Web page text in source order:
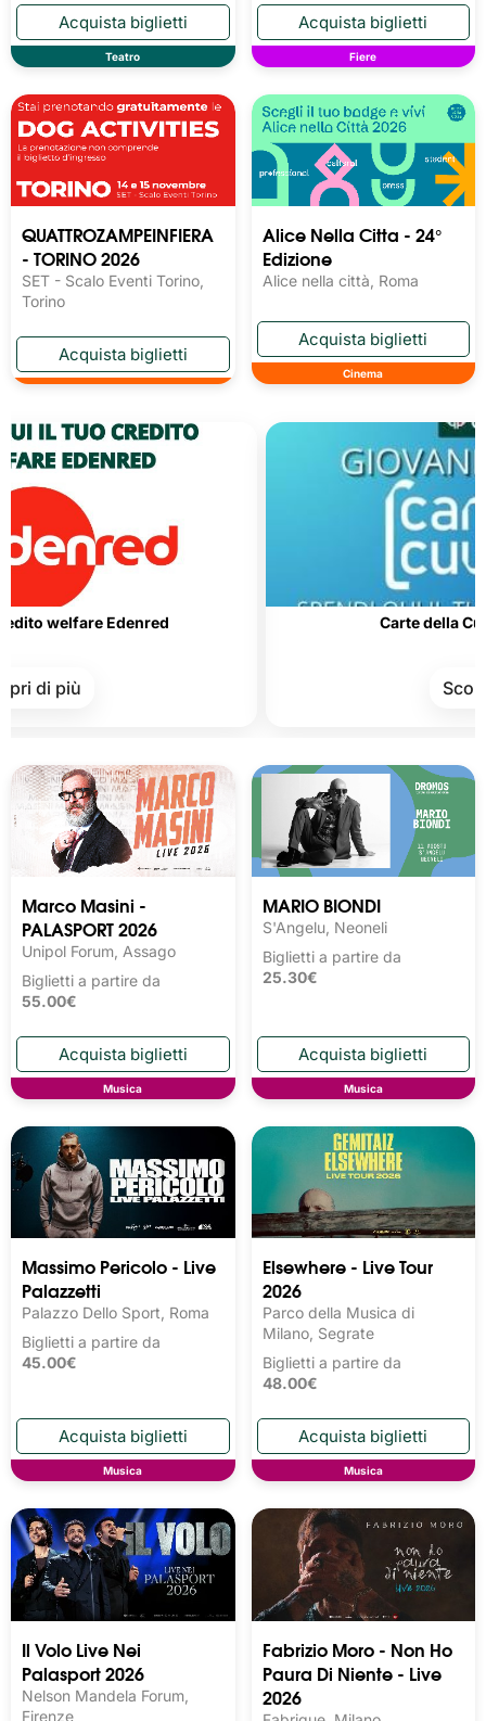
Teatro Fiere
QUATTROZAMPEINFIERA
- TORINO 2026
SET - Scalo Eventi Torino,
Torino
Alice Nella Citta - 24°
Edizione
Alice nella città, Roma
Cinema
Marco Masini -
PALASPORT 2026
Unipol Forum, Assago
Biglietti a partire da
55.00€
Musica
MARIO BIONDI
S'Angelu, Neoneli
Biglietti a partire da
25.30€
Musica
Massimo Pericolo - Live
Palazzetti
Palazzo Dello Sport, Roma
Biglietti a partire da
45.00€
Musica
Elsewhere - Live Tour
2026
Parco della Musica di
Milano, Segrate
Biglietti a partire da
48.00€
Musica
Il Volo Live Nei
Palasport 2026
Nelson Mandela Forum,
Firenze
Fabrizio Moro - Non Ho
Paura Di Niente - Live
2026
Edenred Carte della Cultura e
Scopri di più